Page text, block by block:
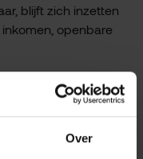
Over
blijft zich inzetten
openbare
schoon en veilig
op de Nijmeegse
stad die